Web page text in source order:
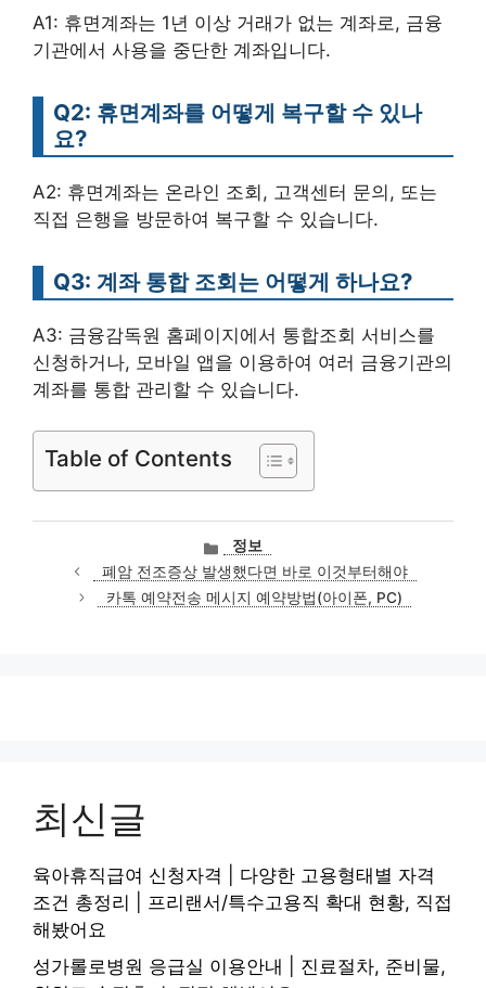
A1: 휴면계좌는 1년 이상 거래가 없는 계좌로, 금융
기관에서 사용을 중단한 계좌입니다.
Q2: 휴면계좌를 어떻게 복구할 수 있나
요?
A2: 휴면계좌는 온라인 조회, 고객센터 문의, 또는
직접 은행을 방문하여 복구할 수 있습니다.
Q3: 계좌 통합 조회는 어떻게 하나요?
A3: 금융감독원 홈페이지에서 통합조회 서비스를
신청하거나, 모바일 앱을 이용하여 여러 금융기관의
계좌를 통합 관리할 수 있습니다.
Table of Contents
카
테
고
리
정보
폐암 전조증상 발생했다면 바로 이것부터해야
카톡 예약전송 메시지 예약방법(아이폰, PC)
최신글
육아휴직급여 신청자격 | 다양한 고용형태별 자격
조건 총정리 | 프리랜서/특수고용직 확대 현황, 직접
해봤어요
성가롤로병원 응급실 이용안내 | 진료절차, 준비물,